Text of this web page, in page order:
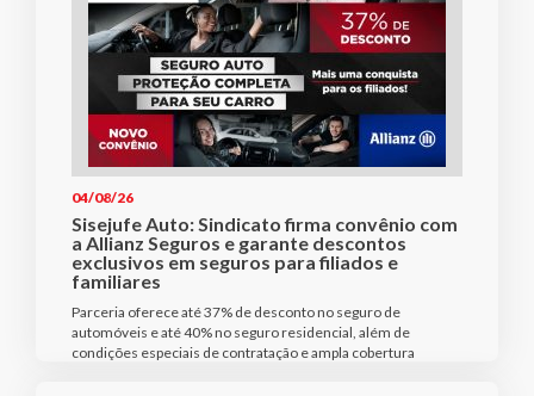
04/08/26
Sisejufe Auto: Sindicato firma convênio com
a Allianz Seguros e garante descontos
exclusivos em seguros para filiados e
familiares
Parceria oferece até 37% de desconto no seguro de
automóveis e até 40% no seguro residencial, além de
condições especiais de contratação e ampla cobertura